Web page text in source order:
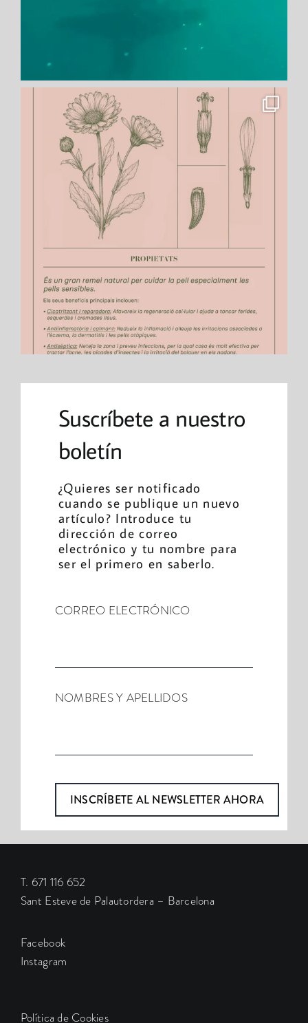
Suscríbete a nuestro
boletín
¿Quieres ser notificado
cuando se publique un nuevo
artículo? Introduce tu
dirección de correo
electrónico y tu nombre para
ser el primero en saberlo.
CORREO ELECTRÓNICO
NOMBRES Y APELLIDOS
T. 671 116 652
Sant Esteve de Palautordera – Barcelona
Facebook
Instagram
Política de Cookies